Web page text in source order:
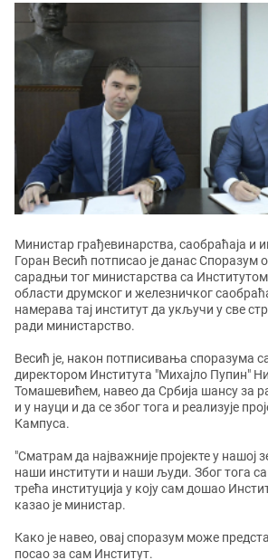
Министар грађевинарства, саобраћаја и
Горан Весић потписао је данас Споразум
сарадњи тог министарства са
области друмског и железничког
намерава тај институт да укључи у све
ради министарство.
Весић је, након потписивања споразума
директором Института "Михајло Пупин"
Томашевићем, навео да Србија шансу за
и у науци и да се због тога и реализује
Кампуса.
"Сматрам да најважније пројекте у нашој
наши институти и наши људи. Због тога
трећа институција у коју сам дошао
казао је министар.
Како је навео, овај споразум може
посао за сам Институт.